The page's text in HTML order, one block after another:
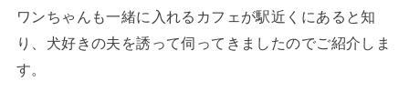
ワンちゃんも一緒に入れるカフェが駅近くにあると知
り、犬好きの夫を誘って伺ってきましたのでご紹介しま
す。